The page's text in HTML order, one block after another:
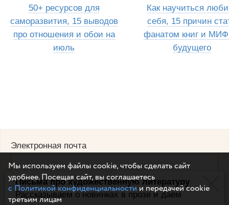
Письма про художественную литературу
Рассказываем о новинках в прозе и даем
50+ ресурсов для
саморазвития, 15 выводов
про отношения и обои на
июль
Как научиться
себя, 15 причин
фанатом книг и
будущего
Электронная почта
Например, dulsineya@gmail.com
Без спама и смс
Мы используем файлы cookie, чтобы сделать сайт
удобнее. Посещая сайт, вы соглашаетесь
с Политикой конфиденциальностии передачей cookie
третьим лицам